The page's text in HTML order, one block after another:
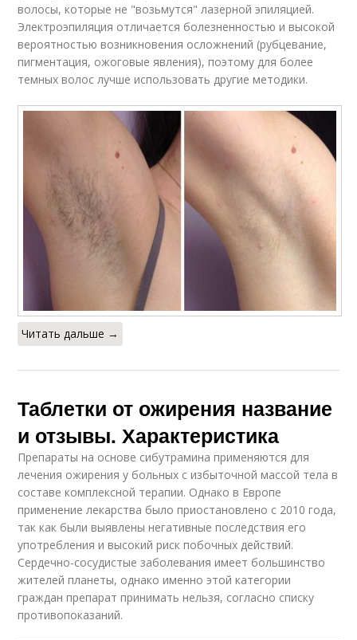
волосы, которые не "возьмутся" лазерной эпиляцией.
Электроэпиляция отличается болезненностью и высокой
вероятностью возникновения осложнений (рубцевание,
пигментация, ожоговые явления), поэтому для более
темных волос лучше использовать другие методики.
Читать дальше →
Таблетки от ожирения название
и отзывы. Характеристика
Препараты на основе сибутрамина применяются для
лечения ожирения у больных с избыточной массой тела в
составе комплексной терапии. Однако в Европе
применение лекарства было приостановлено с 2010 года,
так как были выявлены негативные последствия его
употребления и высокий риск побочных действий.
Сердечно-сосудистые заболевания имеет большинство
жителей планеты, однако именно этой категории
граждан препарат принимать нельзя, согласно списку
противопоказаний.